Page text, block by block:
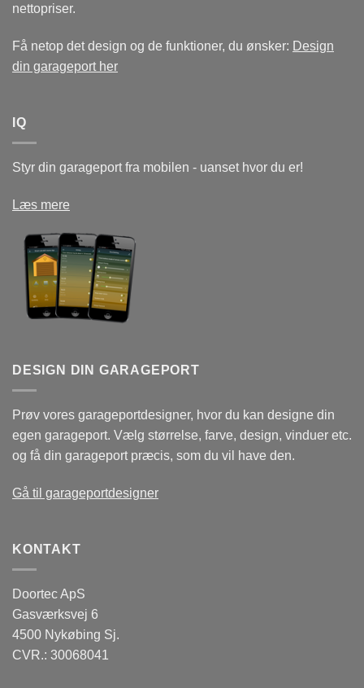
nettopriser.
Få netop det design og de funktioner, du ønsker: Design
din garageport her
IQ
Styr din garageport fra mobilen - uanset hvor du er!
Læs mere
DESIGN DIN GARAGEPORT
Prøv vores garageportdesigner, hvor du kan designe din
egen garageport. Vælg størrelse, farve, design, vinduer etc.
og få din garageport præcis, som du vil have den.
Gå til garageportdesigner
KONTAKT
Doortec ApS
Gasværksvej 6
4500 Nykøbing Sj.
CVR.: 30068041